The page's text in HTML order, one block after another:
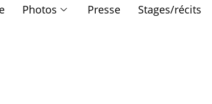
Photos Presse Stages/récits